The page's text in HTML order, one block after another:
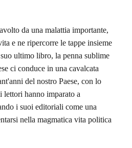
da una malattia importante,
e ne ripercorre le tappe insieme
ultimo libro, la penna sublime
ci conduce in una cavalcata
del nostro Paese, con lo
lettori hanno imparato a
i suoi editoriali come una
nella magmatica vita politica